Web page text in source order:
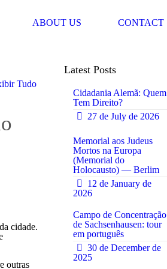
ABOUT US CONTACT
Tudo
cidade.
outras
Latest Posts
Cidadania Alemã: Quem
Tem Direito?
27 de July de 2026
Memorial aos Judeus
Mortos na Europa
(Memorial do
Holocausto) — Berlim
12 de January de
2026
Campo de Concentração
de Sachsenhausen: tour
em português
30 de December de
2025